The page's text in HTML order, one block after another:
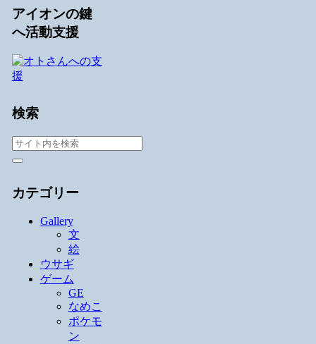
アイオンの鍵
へ活動支援
検索
カテゴリー
Gallery
文
絵
ウサギ
ゲーム
GE
なめこ
ポケモ
ン